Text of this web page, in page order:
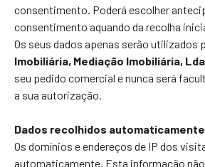
consentimento. Poderá escolher
consentimento aquando da recolha
Os seus dados apenas serão utilizados
Imobiliária, Mediação Imobiliária, Lda
seu pedido comercial e nunca será
a sua autorização.
Dados recolhidos automaticamente
Os domínios e endereços de IP dos
automaticamente. Esta informação